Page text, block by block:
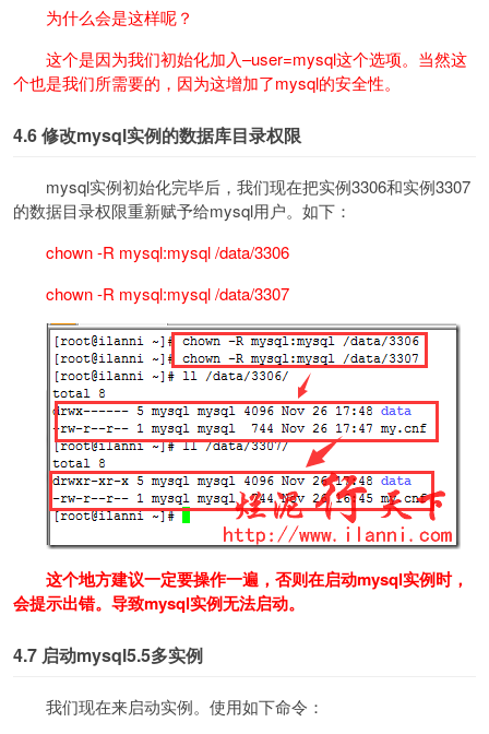
为什么会是这样呢？
这个是因为我们初始化加入–user=mysql这个选项。当然这
个也是我们所需要的，因为这增加了mysql的安全性。
4.6修改mysql实例的数据库目录权限
mysql实例初始化完毕后，我们现在把实例3306和实例3307
的数据目录权限重新赋予给mysql用户。如下：
chown -R mysql:mysql /data/3306
chown -R mysql:mysql /data/3307
这个地方建议一定要操作一遍，否则在启动mysql实例时，
会提示出错。导致mysql实例无法启动。
4.7 启动mysql5.5多实例
我们现在来启动实例。使用如下命令：